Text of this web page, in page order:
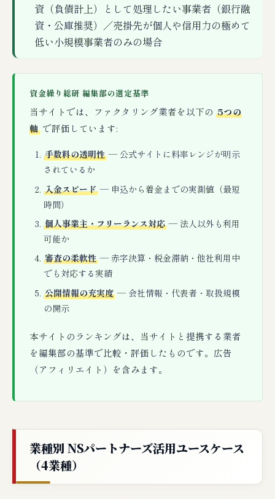
資（負債計上）として処理したい事業者（銀行融
資・公庫推奨）／売掛先が個人や信用力の極めて
低い小規模事業者のみの場合
資金繰り総研 編集部の選定基準
当サイトでは、ファクタリング業者を以下の5つの
軸 で評価しています:
手数料の透明性— 公式サイトに料率レンジが明示
されているか
入金スピード— 申込から着金までの実測値（最短
時間）
個人事業主・フリーランス対応— 法人以外も利用
可能か
審査の柔軟性— 赤字決算・税金滞納・他社利用中
でも対応する実績
公開情報の充実度— 会社情報・代表者・取扱規模
の開示
本サイトのランキングは、当サイトと提携する業者
を編集部の基準で比較・評価したものです。広告
（アフィリエイト）を含みます。
業種別 NSパートナーズ活用ユースケース
（4業種）